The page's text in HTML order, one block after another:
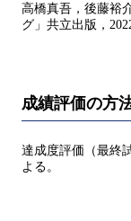
高橋真吾，後藤裕
グ」共立出版，
成績評価の方
達成度評価（最終
よる。